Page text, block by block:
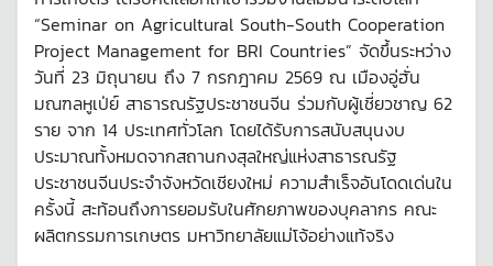
“Seminar on Agricultural South-South Cooperation
Project Management for BRI Countries” จัดขึ้นระหว่าง
วันที่ 23 มิถุนายน ถึง 7 กรกฎาคม 2569 ณ เมืองอู่ฮั่น
มณฑลหูเป่ย์ สาธารณรัฐประชาชนจีน ร่วมกับผู้เชี่ยวชาญ 62
ราย จาก 14 ประเทศทั่วโลก โดยได้รับการสนับสนุนงบ
ประมาณทั้งหมดจากสถานกงสุลใหญ่แห่งสาธารณรัฐ
ประชาชนจีนประจำจังหวัดเชียงใหม่ ความสำเร็จอันโดดเด่นใน
ครั้งนี้ สะท้อนถึงการยอมรับในศักยภาพของบุคลากร คณะ
ผลิตกรรมการเกษตร มหาวิทยาลัยแม่โจ้อย่างแท้จริง